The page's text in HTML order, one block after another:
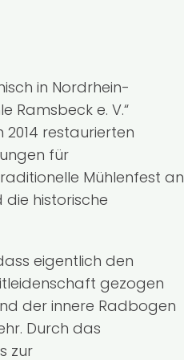
in Nordrhein-
Ramsbeck e. V.“
restaurierten
für
Mühlenfest an
historische
eigentlich den
gezogen
der innere Radbogen
Durch das
zur